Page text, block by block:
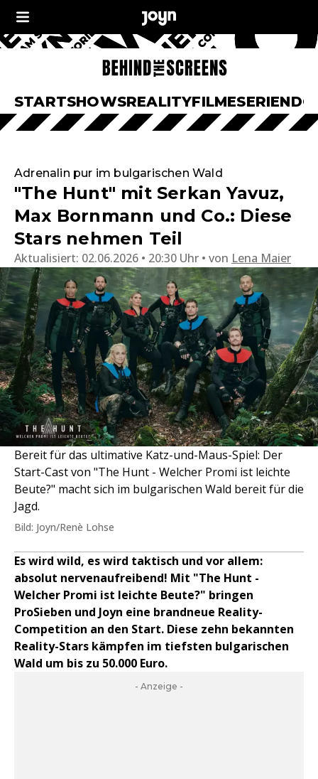
STARTSHOWSREALITYFILMESERIEN
Adrenalin pur im bulgarischen Wald
"The Hunt" mit Serkan Yavuz,
Max Bornmann und Co.: Diese
Stars nehmen Teil
Aktualisiert: 02.06.2026 • 20:30 Uhr von Lena Maier
Bereit für das ultimative Katz-und-Maus-Spiel: Der
Start-Cast von "The Hunt - Welcher Promi ist leichte
Beute?" macht sich im bulgarischen Wald bereit für die
Jagd.
Bild: Joyn/Renè Lohse
Es wird wild, es wird taktisch und vor allem:
absolut nervenaufreibend! Mit "The Hunt -
Welcher Promi ist leichte Beute?" bringen
ProSieben und Joyn eine brandneue Reality-
Competition an den Start. Diese zehn bekannten
Reality-Stars kämpfen im tiefsten bulgarischen
Wald um bis zu 50.000 Euro.
- Anzeige -